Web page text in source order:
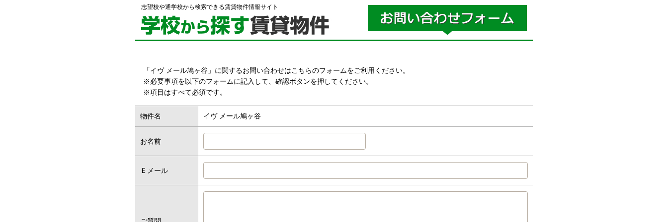
志望校や通学校から検索できる賃貸物件情報サイト
「イヴ メール鳩ヶ谷」に関するお問い合わせはこちらのフォームをご利用ください。
※必要事項を以下のフォームに記入して、確認ボタンを押してください。
※項目はすべて必須です。
物件名 イヴ メール鳩ヶ谷
お名前
Ｅメール